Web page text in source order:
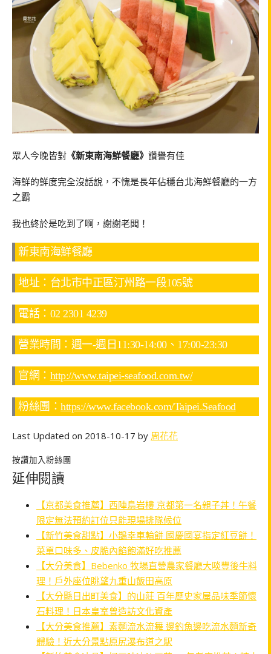
眾人今晚皆對 《新東南海鮮餐廳》 讚譽有佳
海鮮的鮮度完全沒話說，不愧是長年佔穩台北海鮮餐廳的一方
之霸
我也終於是吃到了啊，謝謝老闆！
新東南海鮮餐廳
地址：台北市中正區汀州路一段105號
電話：02 2301 4239
營業時間：週一-週日11:30-14:00、17:00-23:30
官網： http://www.taipei-seafood.com.tw/
粉絲團： https://www.facebook.com/Taipei.Seafood
Last Updated on 2018-10-17 by 周花花
按讚加入粉絲團
延伸閱讀
【京都美食推薦】西陣鳥岩樓 京都第一名親子丼！午餐
限定無法預約訂位只能現場排隊候位
【新竹美食甜點】小鵲幸車輪餅 國慶國宴指定紅豆餅！
菜單口味多、皮脆內餡飽滿好吃推薦
【大分美食】Bebenko 牧場直營農家餐廳大啖豐後牛料
理！戶外座位眺望九重山飯田高原
【大分縣日出町美食】的山莊 百年歷史家屋品味季節懷
石料理！日本皇室曾造訪文化資產
【大分美食推薦】素麵流水流舞 邊釣魚邊吃流水麵新奇
體驗！近大分景點原尻瀑布道之駅